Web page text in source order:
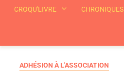
CROQU'LIVRE CHRONIQUES
ADHÉSION À L'ASSOCIATION